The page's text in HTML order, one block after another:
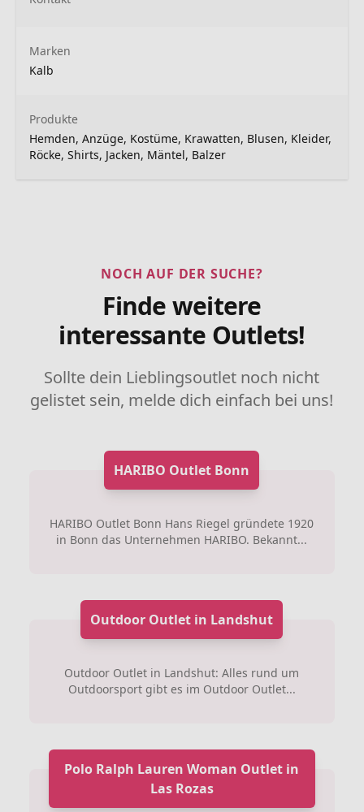
Marken
Kalb
Produkte
Hemden, Anzüge, Kostüme, Krawatten, Blusen, Kleider,
Röcke, Shirts, Jacken, Mäntel, Balzer
NOCH AUF DER SUCHE?
Finde weitere
interessante Outlets!
Sollte dein Lieblingsoutlet noch nicht
gelistet sein, melde dich einfach bei uns!
HARIBO Outlet Bonn
HARIBO Outlet Bonn Hans Riegel gründete 1920
in Bonn das Unternehmen HARIBO. Bekannt...
Outdoor Outlet in Landshut
Outdoor Outlet in Landshut: Alles rund um
Outdoorsport gibt es im Outdoor Outlet...
Polo Ralph Lauren Woman Outlet in
Las Rozas